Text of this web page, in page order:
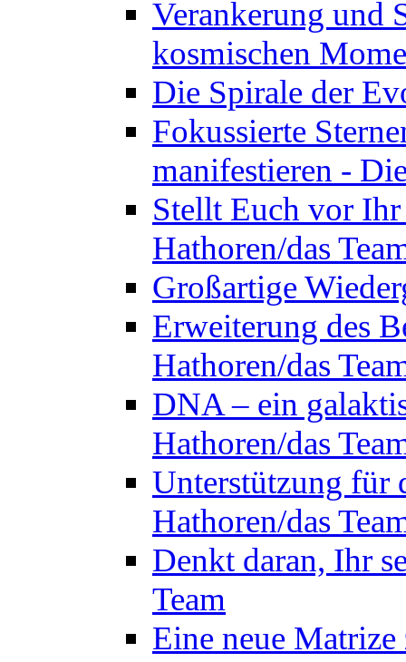
Verankerung und
kosmischen
Die Spirale der
Fokussierte
manifestieren -
Stellt Euch vor
Hathoren/das
Großartige
Erweiterung des
Hathoren/das
DNA – ein
Hathoren/das
Unterstützung für
Hathoren/das
Denkt daran, Ihr
Team
Eine neue Matrize